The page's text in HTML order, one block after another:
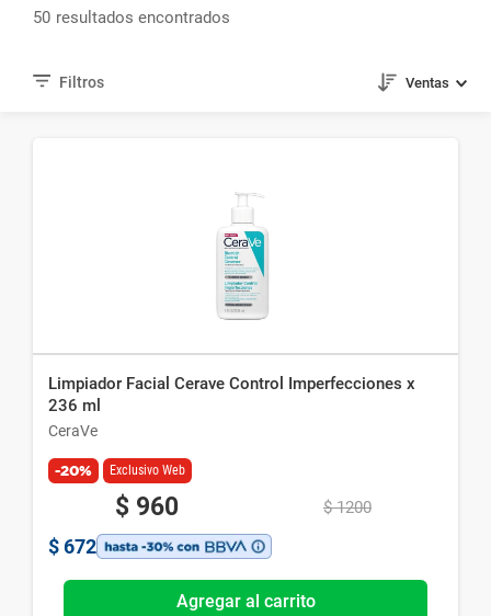
50
Ventas
Limpiador Facial Cerave Control Imperfecciones x
236 ml
CeraVe
-20% Exclusivo Web
$ 960 $ 1200
$ 672
Agregar al carrito